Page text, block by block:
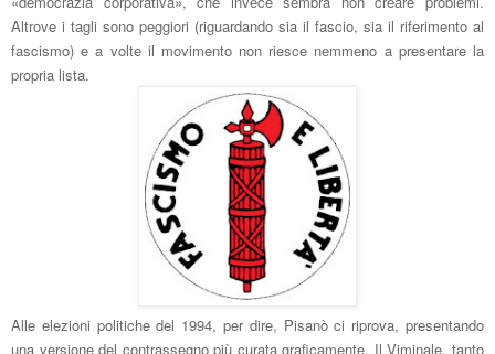
Altrove i tagli sono peggiori (riguardando sia il fascio, sia il riferimento al
fascismo) ea volte il movimento non riesce nemmeno a presentare la
propria lista.
Alle elezioni politiche del 1994, per dire, Pisanò ci riprova, presentando
una versione del contrassegno più curata graficamente. Il Viminale, tanto